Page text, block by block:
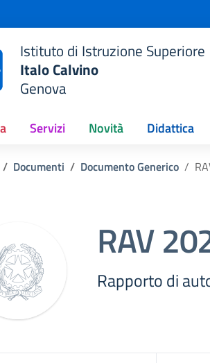
Istituto di Istruzione Superiore
Italo Calvino
Genova
Servizi Novità Didattica
Documenti Documento Generico
RAV
Rapporto di